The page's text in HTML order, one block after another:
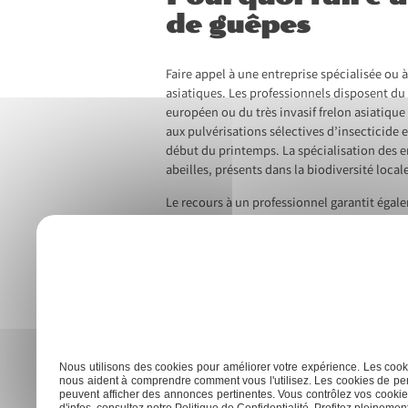
de guêpes
Faire appel à une entreprise spécialisée
asiatiques. Les professionnels disposent
européen ou du très invasif frelon
aux pulvérisations sélectives d’insecticide
début du printemps. La spécialisation des
abeilles, présents dans la biodiversité
Le recours à un professionnel garantit
complexes : essaim sous tuiles, nid
technique afin d’éviter toute
professionnelle comprend le conseil
recommandations pour limiter la
publique et du patrimoine apicole,
Navigation
Nous utilisons des cookies pour améliorer votre expérience. Les
nous aident à comprendre comment vous l'utilisez. Les cookies de
peuvent afficher des annonces pertinentes. Vous contrôlez vos